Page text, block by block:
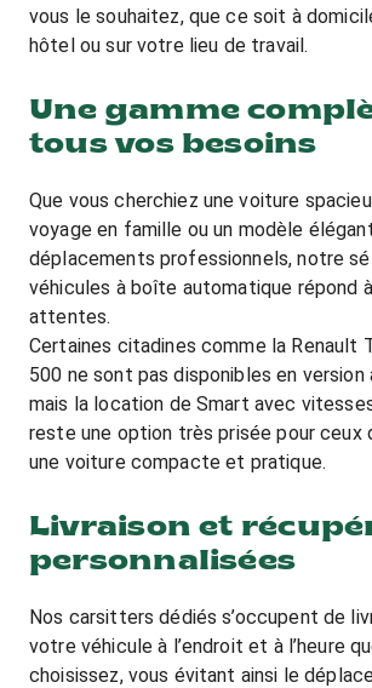
vous le souhaitez, que ce soit à
hôtel ou sur votre lieu de travail.
Une gamme
tous vos besoins
Que vous cherchiez une voiture
voyage en famille ou un modèle
déplacements professionnels, notre
véhicules à boîte automatique répond
attentes.
Certaines citadines comme la Renault
500 ne sont pas disponibles en version
mais la location de Smart avec
reste une option très prisée pour ceux
une voiture compacte et pratique.
Livraison et
personnalisées
Nos carsitters dédiés s’occupent de
votre véhicule à l’endroit et à l’heure
choisissez, vous évitant ainsi le